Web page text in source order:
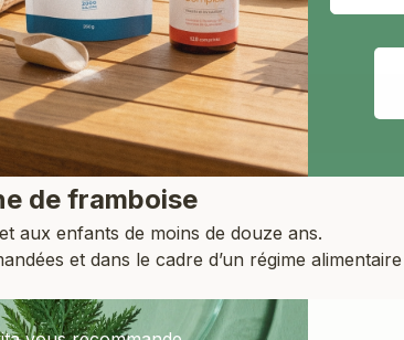
de framboise
aux enfants de moins de douze ans.
et dans le cadre d’un régime